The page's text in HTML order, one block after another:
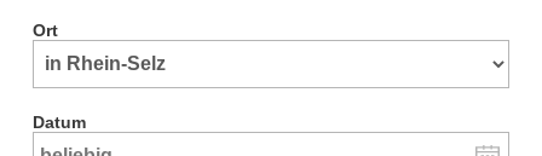
Ort
Datum